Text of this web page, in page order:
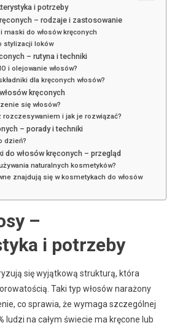
i potrzeby
– rodzaje i zastosowanie
maski do włosów kręconych
stylizacji loków
– rutyna i techniki
i olejowanie włosów?
dla kręconych włosów?
kręconych
się włosów?
i jak je rozwiązać?
– porady i techniki
dzień?
do włosów kręconych – przegląd
naturalnych kosmetyków?
znajdują się w kosmetykach do włosów
–
i potrzeby
się wyjątkową strukturą, która
Taki typ włosów narażony
co sprawia, że wymaga szczególnej
ludzi na całym świecie ma kręcone lub